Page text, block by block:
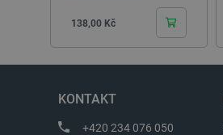
Cena
138,00 Kč
KONTAKT
+420 234 076 050